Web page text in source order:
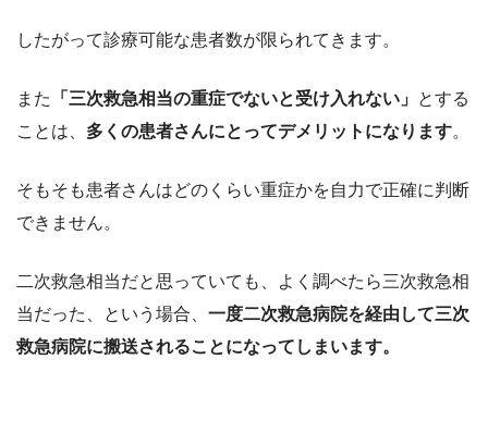
したがって診療可能な患者数が限られてきます。
また 「三次救急相当の重症でないと受け入れない」 とする
ことは、 多くの患者さんにとってデメリットになります。
そもそも患者さんはどのくらい重症かを自力で正確に判断
できません。
二次救急相当だと思っていても、よく調べたら三次救急相
当だった、という場合、 一度二次救急病院を経由して三次
救急病院に搬送されることになってしまいます。